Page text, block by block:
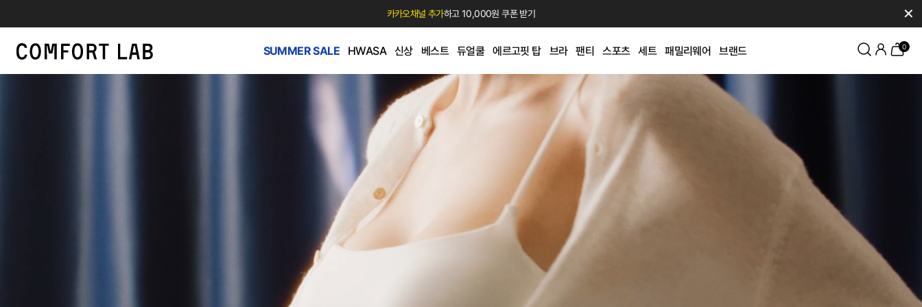
카카오채널 추가하고 10,000원 쿠폰 받기 ✕
SUMMER SALE HWASA 신상 베스트 듀얼쿨 에르고핏 탑 브라 팬티 스포츠 세트 패밀리웨어 브랜드 0